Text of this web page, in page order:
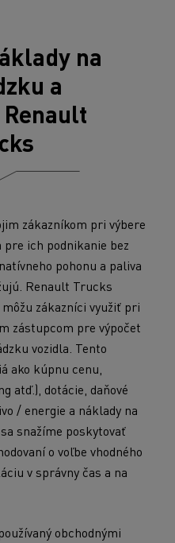
na
a
zákazníkom pri výbere
pre ich podnikanie bez
pohonu a paliva
Renault Trucks
zákazníci využiť pri
zástupcom pre výpočet
vozidla. Tento
ako kúpnu cenu,
atď.), dotácie, daňové
/ energie a náklady na
snažíme poskytovať
o voľbe vhodného
v správny čas a na
obchodnými